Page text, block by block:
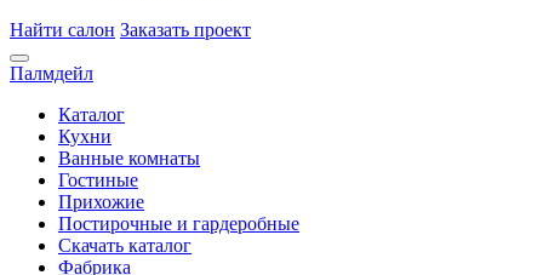
Найти салон Заказать проект
Палмдейл
Каталог
Кухни
Ванные комнаты
Гостиные
Прихожие
Постирочные и гардеробные
Скачать каталог
Фабрика